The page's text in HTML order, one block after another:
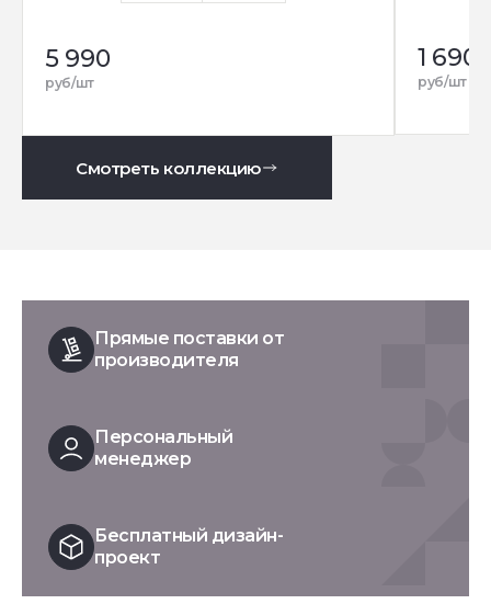
5 990
руб/шт
1 690
руб/шт
Смотреть коллекцию
Прямые поставки от
производителя
Персональный
менеджер
Бесплатный дизайн-
проект